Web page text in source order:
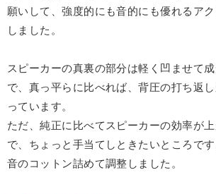
願いして、強度的にも音的にも優れるア
しました。
スピーカーの真裏の部分は軽く凹ませて
で、真っ平らに比べれば、背圧の打ち返
っています。
ただ、純正に比べてスピーカーの効率が
で、ちょっと手当てしときたいところで
音のコットン詰めて調整しました。